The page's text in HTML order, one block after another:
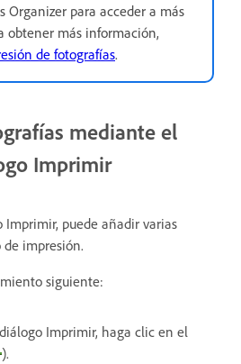
Organizer para acceder a más
obtener más información,
de fotografías.
mediante el
Imprimir
Imprimir, puede añadir varias
impresión.
siguiente:
Imprimir, haga clic en el
).